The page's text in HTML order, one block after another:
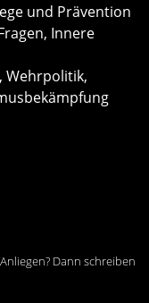
und Prävention
Innere
Wehrpolitik,
Dann schreiben